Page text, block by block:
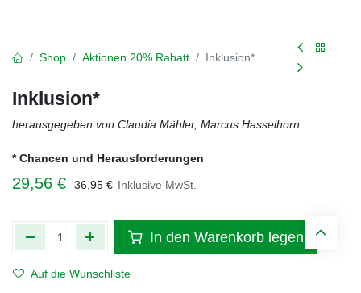
Shop Aktionen 20% Rabatt Inklusion*
Inklusion*
herausgegeben von Claudia Mähler, Marcus Hasselhorn
* Chancen und Herausforderungen
29,56 € 36,95€ Inklusive MwSt.
In den Warenkorb legen
Auf die Wunschliste